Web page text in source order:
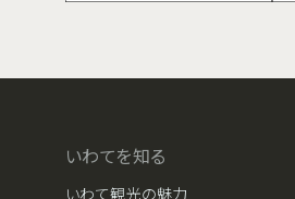
いわてを知る
いわて観光の魅力